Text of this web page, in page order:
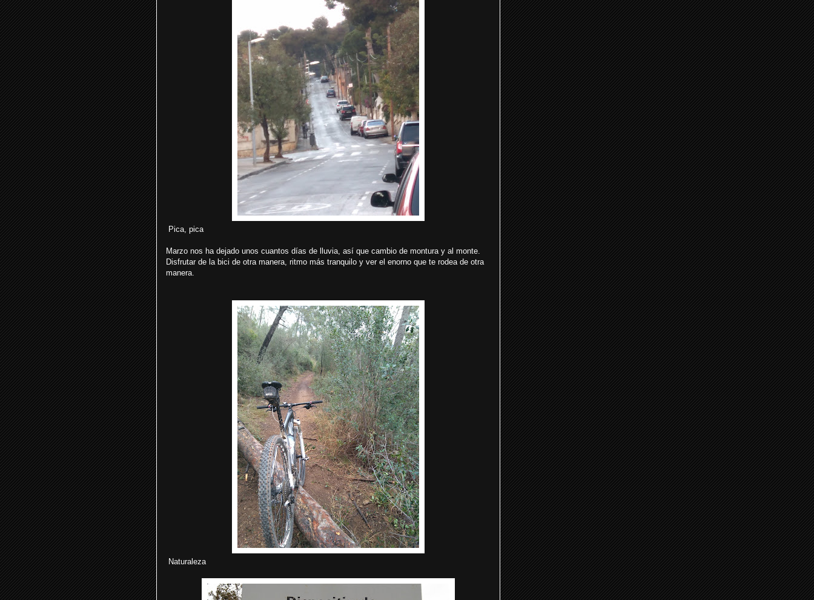
Pica, pica
Marzo nos ha dejado unos cuantos días de lluvia, así que cambio de montura y al monte.
Disfrutar de la bici de otra manera, ritmo más tranquilo y ver el enorno que te rodea de otra
manera.
Naturaleza